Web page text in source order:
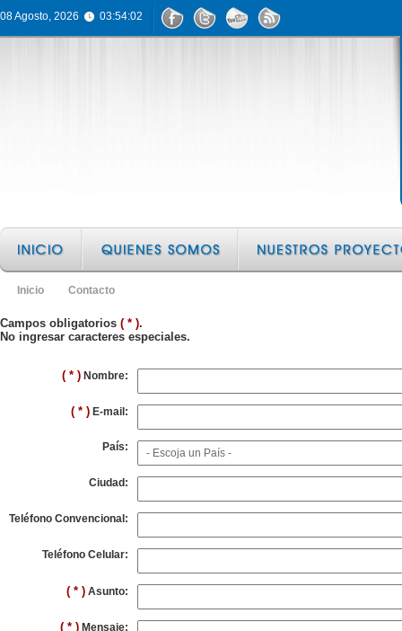
08 Agosto, 2026 03:54:02
Inicio Contacto
Campos obligatorios ( * ).
No ingresar caracteres especiales.
( * ) Nombre:
( * ) E-mail:
País:
Ciudad:
Teléfono Convencional:
Teléfono Celular:
( * ) Asunto:
( * ) Mensaje: